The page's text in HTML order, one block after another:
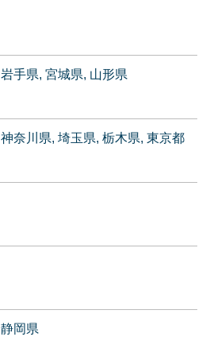
岩手県 宮城県 山形県
神奈川県 埼玉県 栃木県 東京都
静岡県